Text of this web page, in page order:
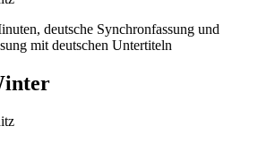
deutsche Synchronfassung und
mit deutschen Untertiteln